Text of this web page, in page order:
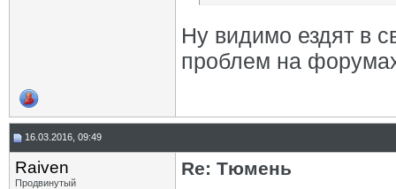
Ну видимо ездят в
проблем на
16.03.2016, 09:49
Raiven
Продвинутый
Re: Тюмень